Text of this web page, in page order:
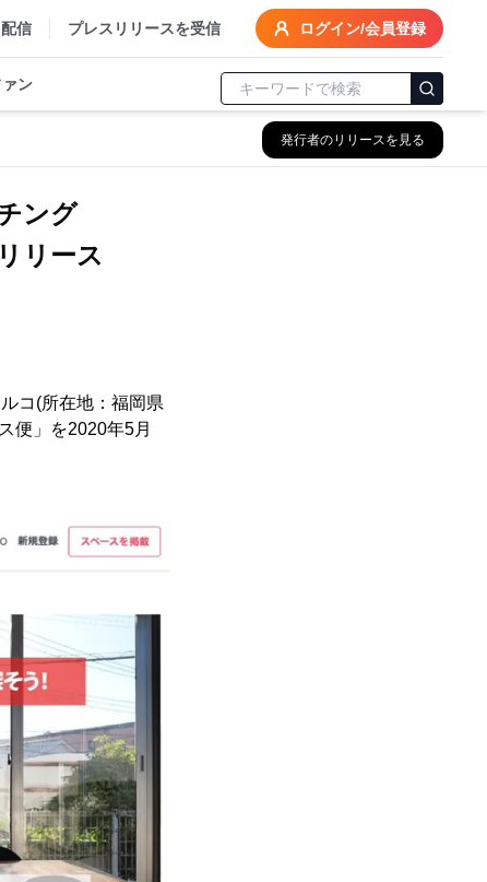
信 プレスリリースを受信 ログイン/会員登録
ン
発行者のリリースを見る
ング
リース
コ(所在地：福岡県
便」を2020年5月